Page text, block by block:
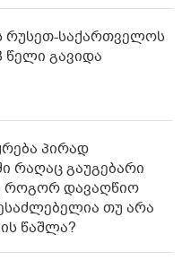
რუსეთ-საქართველოს
წელი გავიდა
პირად
რაღაც გაუგებარი
როგორ დავაღწიო
თუ არა
წაშლა?